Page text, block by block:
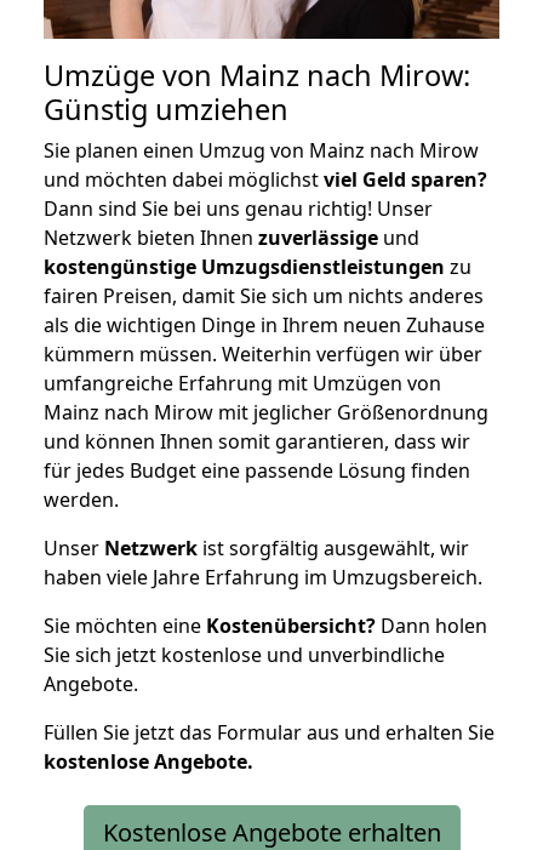
Umzüge von Mainz nach Mirow:
Günstig umziehen
Sie planen einen Umzug von Mainz nach Mirow
und möchten dabei möglichstviel Geld sparen?
Dann sind Sie bei uns genau richtig! Unser
Netzwerk bieten Ihnen zuverlässige und
kostengünstige Umzugsdienstleistungen zu
fairen Preisen, damit Sie sich um nichts anderes
als die wichtigen Dinge in Ihrem neuen Zuhause
kümmern müssen. Weiterhin verfügen wir über
umfangreiche Erfahrung mit Umzügen von
Mainz nach Mirow mit jeglicher Größenordnung
und können Ihnen somit garantieren, dass wir
für jedes Budget eine passende Lösung finden
werden.
Unser Netzwerk ist sorgfältig ausgewählt, wir
haben viele Jahre Erfahrung im Umzugsbereich.
Sie möchten eine Kostenübersicht? Dann holen
Sie sich jetzt kostenlose und unverbindliche
Angebote.
Füllen Sie jetzt das Formular aus und erhalten Sie
kostenloseAngebote.
Kostenlose Angebote erhalten